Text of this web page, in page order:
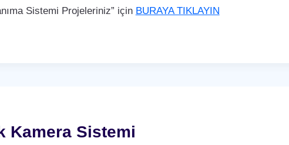
Sistemi Projeleriniz” için BURAYA TIKLAYIN
Kamera Sistemi